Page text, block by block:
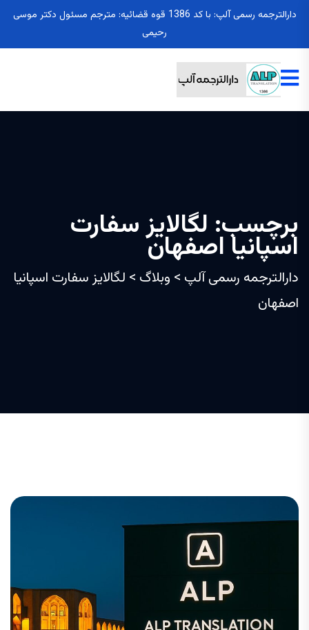
دارالترجمه رسمی آلپ: با کد 1386 قوه قضائیه: مترجم مسئول دکتر موسی
رحیمی
برچسب: لگالایز سفارت
اسپانیا اصفهان
دارالترجمه رسمی آلپ > وبلاگ > لگالایز سفارت اسپانیا
اصفهان